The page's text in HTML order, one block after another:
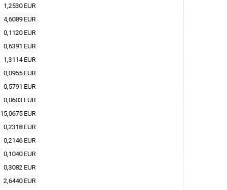
1,2530 EUR
4,6089 EUR
0,1120 EUR
0,6391 EUR
1,3114 EUR
0,0955 EUR
0,5791 EUR
0,0603 EUR
15,0675 EUR
0,2318 EUR
0,2146 EUR
0,1040 EUR
0,3082 EUR
2,6440 EUR